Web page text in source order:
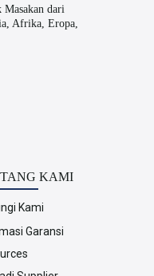
dari
Afrika, Eropa,
KAMI
Kami
Garansi